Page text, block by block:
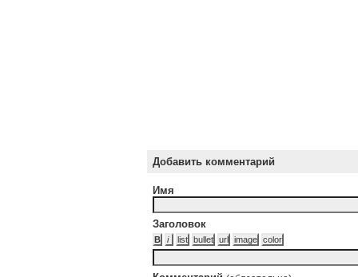
Добавить комментарий
Имя
Заголовок